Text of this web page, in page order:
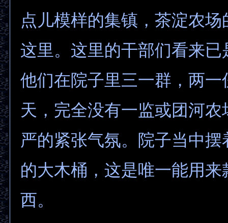
点儿模样的集镇，茶淀农
这里。这里的干部们看来已
他们在院子里三一群，两一
天，完全没有一监或团河农
严的紧张气氛。院子当中
的大木桶，这是唯一能用来
西。